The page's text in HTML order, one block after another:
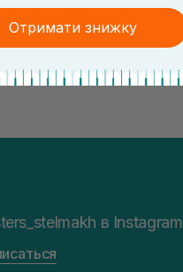
от косметологов
в Instagram
Отримати знижку